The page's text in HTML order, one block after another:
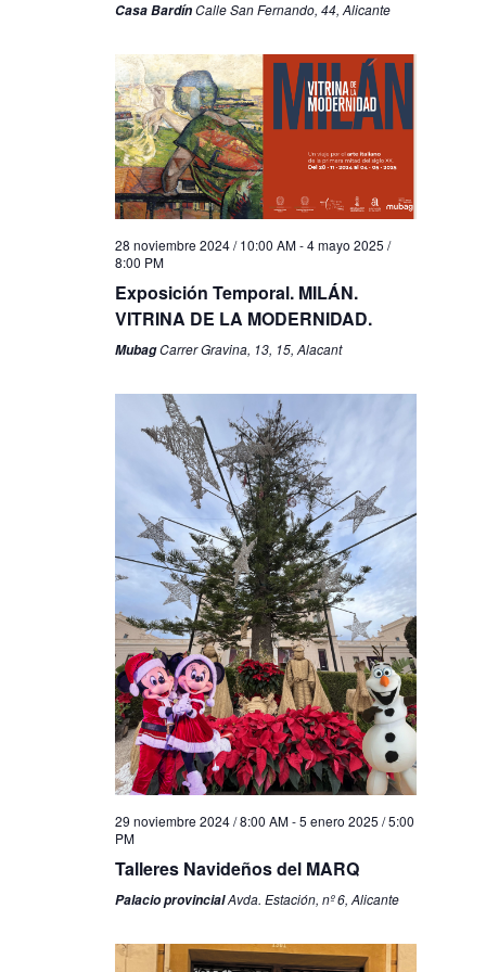
Casa BardínCalle San Fernando, 44, Alicante
28 noviembre 2024 / 10:00 AM-4 mayo 2025 /
8:00 PM
Exposición Temporal. MILÁN.
VITRINA DE LA MODERNIDAD.
MubagCarrer Gravina, 13, 15, Alacant
29 noviembre 2024 / 8:00 AM-5 enero 2025 / 5:00
PM
Talleres Navideños del MARQ
Palacio provincialAvda. Estación, nº 6, Alicante